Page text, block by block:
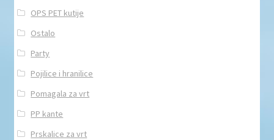
OPS PET kutije
Ostalo
Party
Pojilice i hranilice
Pomagala za vrt
PP kante
Prskalice za vrt